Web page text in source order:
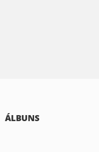
ÁLBUNS